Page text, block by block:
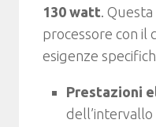
130 watt.
processore con il
esigenze
Prestazioni